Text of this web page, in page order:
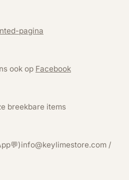
pagina
ook op Facebook
breekbare items
/